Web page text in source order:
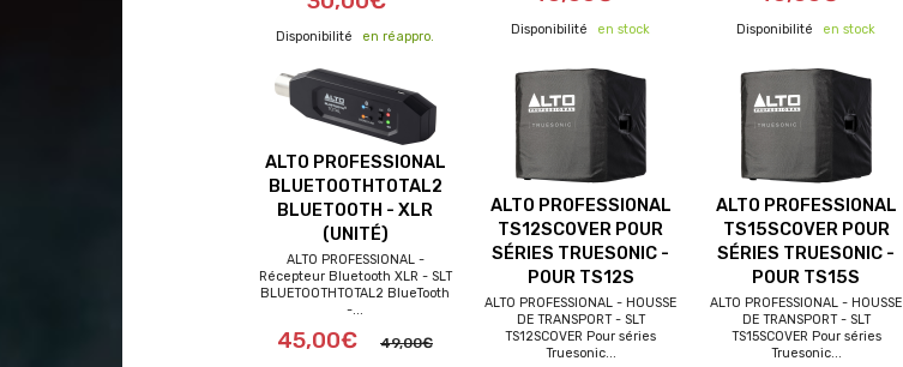
en réappro. en stock en stock
ALTO PROFESSIONAL
BLUETOOTHTOTAL2
BLUETOOTH - XLR
(UNITÉ)
ALTO PROFESSIONAL -
Récepteur Bluetooth XLR - SLT
BLUETOOTHTOTAL2 BlueTooth
-...
45,00€ 49,00€
ALTO PROFESSIONAL
TS12SCOVER POUR
SÉRIES TRUESONIC -
POUR TS12S
ALTO PROFESSIONAL - HOUSSE
DE TRANSPORT - SLT
TS12SCOVER Pour séries
Truesonic...
ALTO PROFESSIONAL
TS15SCOVER POUR
SÉRIES TRUESONIC -
POUR TS15S
ALTO PROFESSIONAL - HOUSSE
DE TRANSPORT - SLT
TS15SCOVER Pour séries
Truesonic...